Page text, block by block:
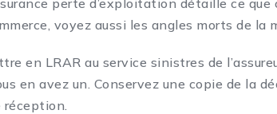
voyez aussi les angles morts de la
en LRAR au service sinistres de
en avez un. Conservez une copie de la
réception.